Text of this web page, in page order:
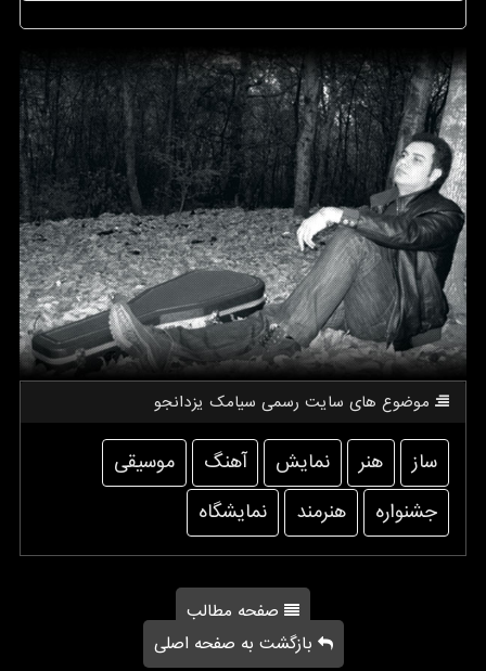
موضوع های سایت رسمی سیامك یزدانجو
ساز هنر نمایش آهنگ
موسیقی
جشنواره
هنرمند نمایشگاه
صفحه مطالب
بازگشت به صفحه اصلی